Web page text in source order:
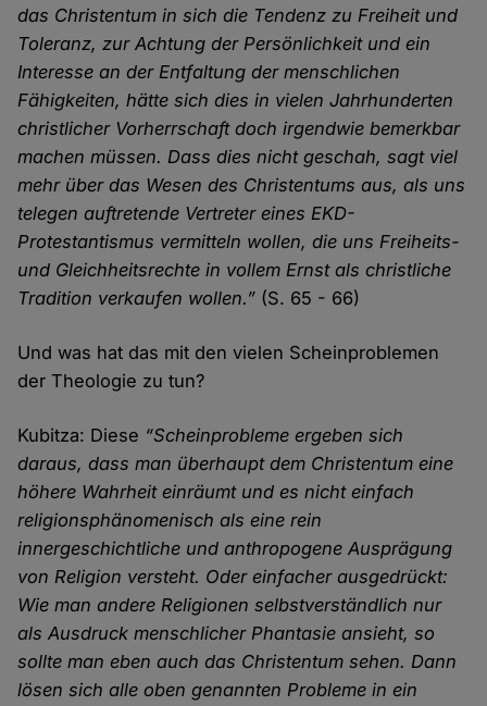
das Christentum in sich die Tendenz zu Freiheit und
Toleranz, zur Achtung der Persönlichkeit und ein
Interesse an der Entfaltung der menschlichen
Fähigkeiten, hätte sich dies in vielen Jahrhunderten
christlicher Vorherrschaft doch irgendwie bemerkbar
machen müssen. Dass dies nicht geschah, sagt viel
mehr über das Wesen des Christentums aus, als uns
telegen auftretende Vertreter eines EKD-
Protestantismus vermitteln wollen, die uns Freiheits-
und Gleichheitsrechte in vollem Ernst als christliche
Tradition verkaufen wollen.” (S. 65 - 66)
Und was hat das mit den vielen Scheinproblemen
der Theologie zu tun?
Kubitza: Diese “Scheinprobleme ergeben sich
daraus, dass man überhaupt dem Christentum eine
höhere Wahrheit einräumt und es nicht einfach
religionsphänomenisch als eine rein
innergeschichtliche und anthropogene Ausprägung
von Religion versteht. Oder einfacher ausgedrückt:
Wie man andere Religionen selbstverständlich nur
als Ausdruck menschlicher Phantasie ansieht, so
sollte man eben auch das Christentum sehen. Dann
lösen sich alle oben genannten Probleme in ein